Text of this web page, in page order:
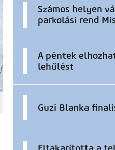
Számos helyen
parkolási rend
A péntek
lehűlést
Guzi Blanka